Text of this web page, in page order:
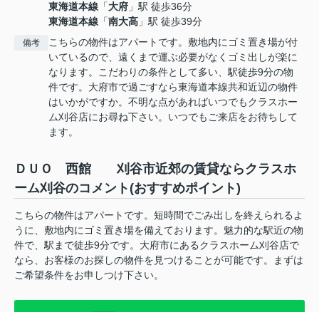
東海道本線 「大府 」駅 徒歩36分
東海道本線 「南大高 」駅 徒歩39分
備考
こちらの物件はアパートです。敷地内にゴミ置き場が付
いているので、遠くまで運ぶ必要がなくゴミ出しが楽に
なります。こだわりの条件として多い、駅徒歩9分の物
件です。大府市で過ごすなら東海道本線共和近辺の物件
はいかがですか。不明な点があればいつでもクラスホー
ム刈谷店にお尋ね下さい。いつでもご来店をお待ちして
ます。
ＤＵＯ 西館 刈谷市近郊の賃貸ならクラスホ
ーム刈谷のコメント(おすすめポイント)
こちらの物件はアパートです。短時間でごみ出しを終えられるよ
うに、敷地内にゴミ置き場を備えております。魅力的な駅近の物
件で、駅まで徒歩9分です。大府市にあるクラスホーム刈谷店で
なら、お客様のお探しの物件を見つけることが可能です。まずは
ご希望条件をお申しつけ下さい。